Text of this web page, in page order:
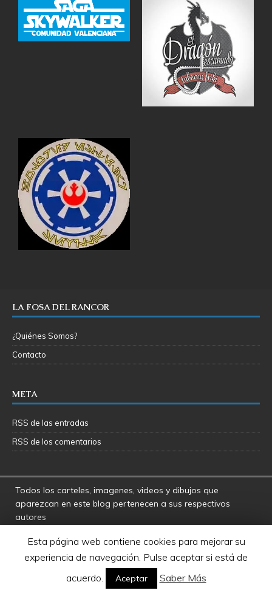
LA FOSA DEL RANCOR
¿Quiénes Somos?
Contacto
META
RSS de las entradas
RSS de los comentarios
Todos los carteles, imagenes, videos y dibujos que
aparezcan en este blog pertenecen a sus respectivos
autores
responsables por las opiniones manifestadas por los
usuarios y colaboradores de este blog
Star Wars es una marca registrada de Disney - Lucasfilms
Esta página web contiene cookies para mejorar su
experiencia de navegación. Pulse aceptar si está de
acuerdo.
Aceptar Saber Más